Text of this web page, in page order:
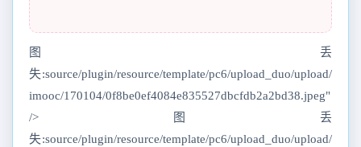
图丢
失:source/plugin/resource/template/pc6/upload_duo/upload/
imooc/170104/0f8be0ef4084e835527dbcfdb2a2bd38.jpeg"
/>图丢
失:source/plugin/resource/template/pc6/upload_duo/upload/